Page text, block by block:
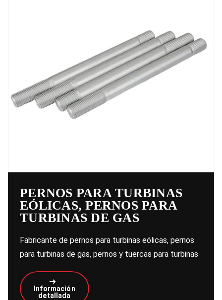
PERNOS PARA TURBINAS
EÓLICAS, PERNOS PARA
TURBINAS DE GAS
Fabricante de pernos para turbinas eólicas, pernos
para turbinas de gas, pernos y tuercas para turbinas
Información
detallada